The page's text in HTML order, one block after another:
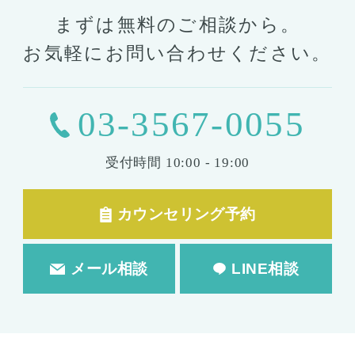
まずは無料のご相談から。
お気軽にお問い合わせください。
03-3567-0055
受付時間 10:00 - 19:00
カウンセリング予約
メール相談 LINE相談